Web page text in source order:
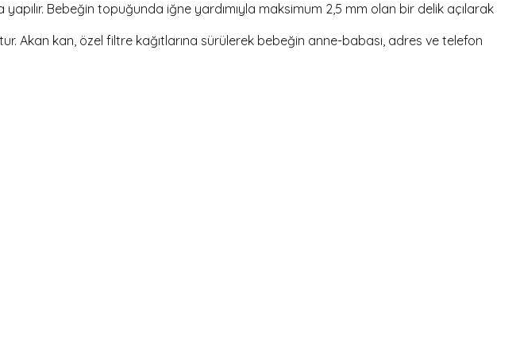
Bebeğin topuğunda iğne yardımıyla maksimum 2,5 mm olan bir delik açılarak
Akan kan, özel filtre kağıtlarına sürülerek bebeğin anne-babası, adres ve telefon